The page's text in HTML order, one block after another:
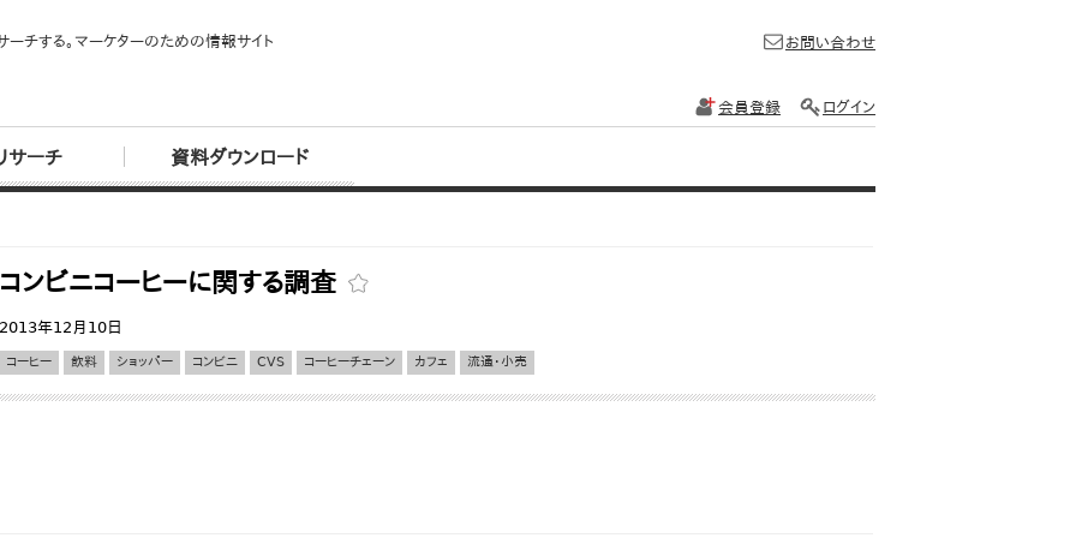
ーチする。マーケターのための情報サイト
サーチ 資料ダウンロード
お問い合わせ
会員登録 ログイン
コンビニコーヒーに関する調査
2013年12月10日
コーヒー 飲料 ショッパー コンビニ CVS コーヒーチェーン カフェ 流通・小売